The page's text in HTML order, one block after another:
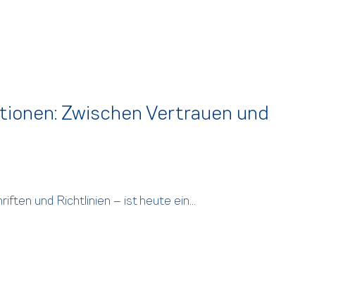
Zwischen Vertrauen und
und Richtlinien – ist heute ein...